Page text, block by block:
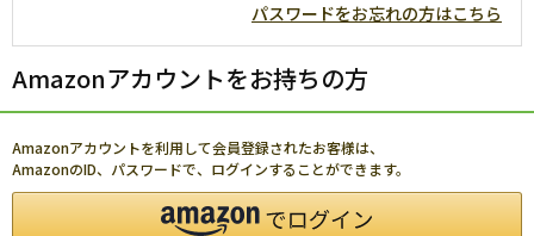
パスワードをお忘れの方はこちら
Amazonアカウントをお持ちの方
Amazonアカウントを利用して会員登録されたお客様は、
AmazonのID、パスワードで、ログインすることができます。